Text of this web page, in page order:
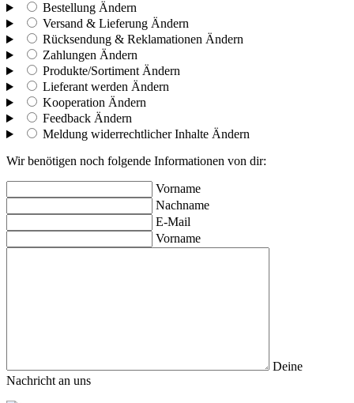
Bestellung Ändern
Versand & Lieferung Ändern
Rücksendung & Reklamationen Ändern
Zahlungen Ändern
Produkte/Sortiment Ändern
Lieferant werden Ändern
Kooperation Ändern
Feedback Ändern
Meldung widerrechtlicher Inhalte Ändern
Wir benötigen noch folgende Informationen von dir:
Vorname
Nachname
E-Mail
Vorname
Deine
Nachricht an uns